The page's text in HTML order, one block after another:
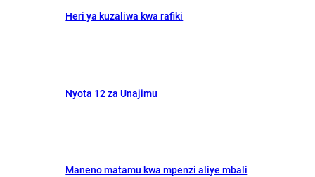
Heri ya kuzaliwa kwa rafiki
Nyota 12 za Unajimu
Maneno matamu kwa mpenzi aliye mbali